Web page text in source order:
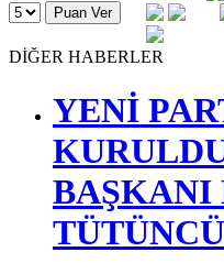
YENİ
BAŞKANI